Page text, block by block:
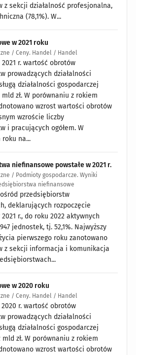
z sekcji działalność profesjonalna,
(78,1%). W...
w 2021 roku
/ Ceny. Handel / Handel
2021 r. wartość obrotów
prowadzących działalności
działalności gospodarczej
mld zł. W porównaniu z rokiem
wzrost wartości obrotów
wzroście liczby
i pracujących ogółem. W
na...
niefinansowe powstałe w 2021 r.
/ Podmioty gospodarcze. Wyniki
niefinansowe
przedsiębiorstw
deklarujących rozpoczęcie
r., do roku 2022 aktywnych
jednostek, tj. 52,1%. Najwyższy
pierwszego roku zanotowano
z sekcji informacja i komunikacja
w 2020 roku
/ Ceny. Handel / Handel
2020 r. wartość obrotów
prowadzących działalności
działalności gospodarczej
mld zł. W porównaniu z rokiem
wzrost wartości obrotów